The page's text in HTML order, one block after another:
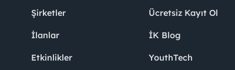
Şirketler
İlanlar
Etkinlikler
Ücretsiz Kayıt Ol
İK Blog
YouthTech